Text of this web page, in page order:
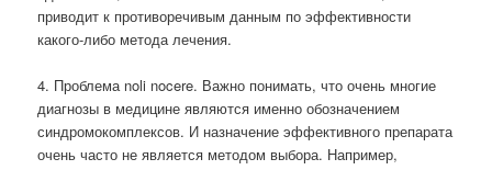
приводит к противоречивым данным по эффективности
какого-либо метода лечения.
4. Проблема noli nocere. Важно понимать, что очень многие
диагнозы в медицине являются именно обозначением
синдромокомплексов. И назначение эффективного препарата
очень часто не является методом выбора. Например,